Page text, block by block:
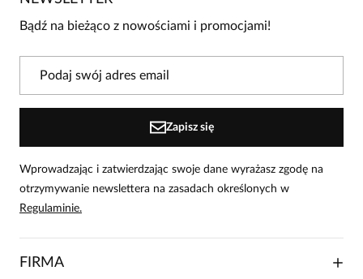
3
1
0
W naszej witrynie opinie mogą dodawać tylko osoby, które
Beata
Bądź na bieżąco z nowościami i promocjami!
Zapisz się
Wprowadzając i zatwierdzając swoje dane wyrażasz zgodę na
otrzymywanie newslettera na zasadach określonych w
Regulaminie.
FIRMA